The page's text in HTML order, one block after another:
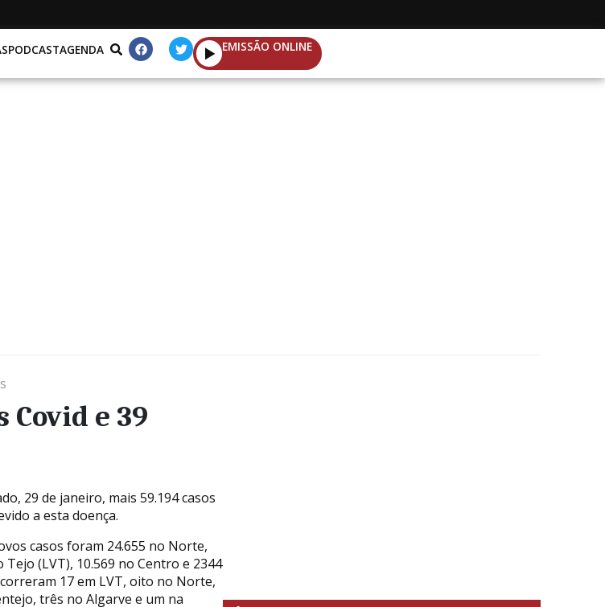
PODCASTAGENDA EMISSÃO ONLINE
Covid e 39
29 de janeiro, mais 59.194 casos
a esta doença.
casos foram 24.655 no Norte,
Tejo (LVT), 10.569 no Centro e 2344
17 em LVT, oito no Norte,
três no Algarve e um na